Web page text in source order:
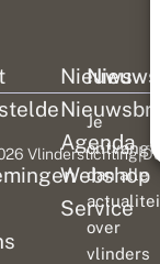
Nieuws
Agenda
Webshop
Service
Je
ontvangt
dan alle
over
vlinders
Vlinderstichting|